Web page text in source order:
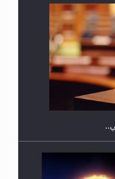
للمحجبات وغير